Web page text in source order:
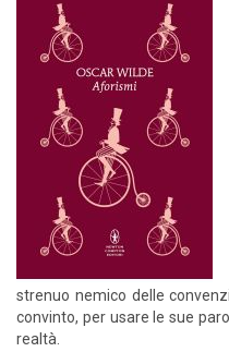
strenuo nemico delle
convinto, per usare le sue
realtà.